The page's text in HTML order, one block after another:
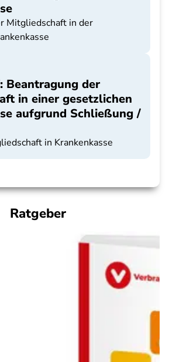
Mitgliedschaft in der
Beantragung der
in einer gesetzlichen
aufgrund Schließung /
in Krankenkasse
Ratgeber